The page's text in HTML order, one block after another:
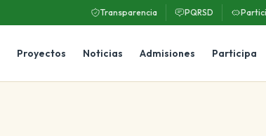
Transparencia PQRSD
Proyectos Noticias Admisiones Participa